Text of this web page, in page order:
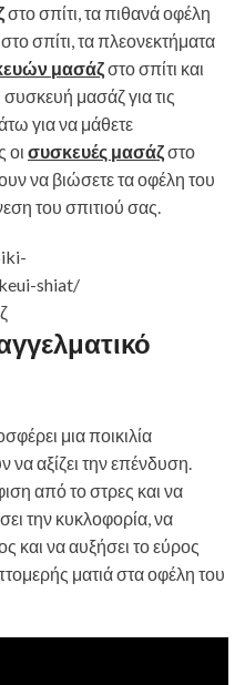
στο σπίτι, τα πιθανά οφέλη
σπίτι, τα πλεονεκτήματα
μασάζστο σπίτι και
μασάζ για τις
για να μάθετε
οι συσκευές μασάζστο
να βιώσετε τα οφέλη του
του σπιτιού σας.
shiat/
μια ποικιλία
να αξίζει την επένδυση.
από το στρες και να
την κυκλοφορία, να
και να αυξήσει το εύρος
ματιά στα οφέλη του